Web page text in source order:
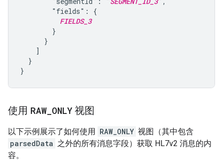
        "fields": {
FIELDS_3
        }
      }
    ]
  }
使用 RAW ONLY 视图
以下示例展示了如何使用 RAW_ONLY 视图（其中包含
parsedData 之外的所有消息字段）获取 HL7v2 消息的内
容。